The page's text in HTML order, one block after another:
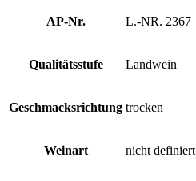
AP-Nr. L.-NR. 2367
Qualitätsstufe Landwein
Geschmacksrichtung trocken
Weinart nicht definiert